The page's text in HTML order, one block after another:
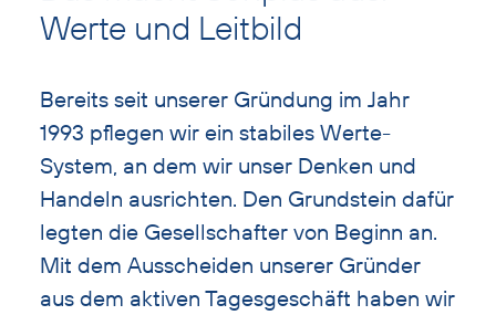
überspringen
Werte und Leitbild
Bereits seit unserer Gründung im Jahr
1993 pflegen wir ein stabiles Werte-
System, an dem wir unser Denken und
Handeln ausrichten. Den Grundstein dafür
legten die Gesellschafter von Beginn an.
Mit dem Ausscheiden unserer Gründer
aus dem aktiven Tagesgeschäft haben wir